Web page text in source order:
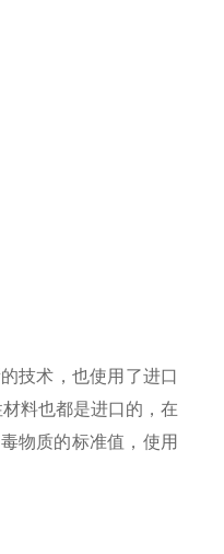
技术，也使用了进口
料也都是进口的，在
物质的标准值，使用